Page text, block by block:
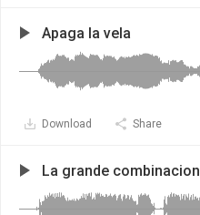
Apaga la vela
Download Share
La grande combinacion